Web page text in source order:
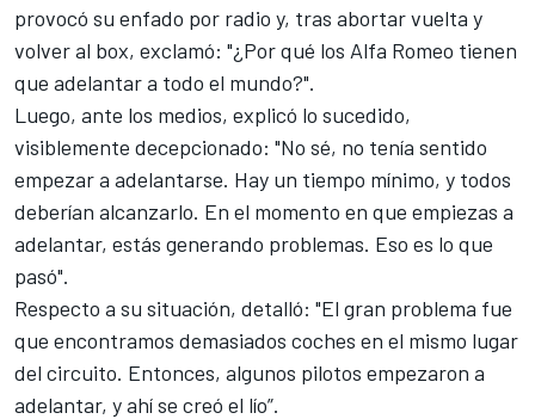
provocó su enfado por radio y, tras abortar vuelta y
volver al box, exclamó: "¿Por qué los Alfa Romeo tienen
que adelantar a todo el mundo?".
Luego, ante los medios, explicó lo sucedido,
visiblemente decepcionado: "No sé, no tenía sentido
empezar a adelantarse. Hay un tiempo mínimo, y todos
deberían alcanzarlo. En el momento en que empiezas a
adelantar, estás generando problemas. Eso es lo que
pasó".
Respecto a su situación, detalló: "El gran problema fue
que encontramos demasiados coches en el mismo lugar
del circuito. Entonces, algunos pilotos empezaron a
adelantar, y ahí se creó el lío”.